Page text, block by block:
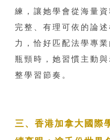
練，讓她學會從海量
完整、有理可依的論
力，恰好匹配法學專
瓶頸時，她習慣主動
整學習節奏。
三、香港加拿大國際